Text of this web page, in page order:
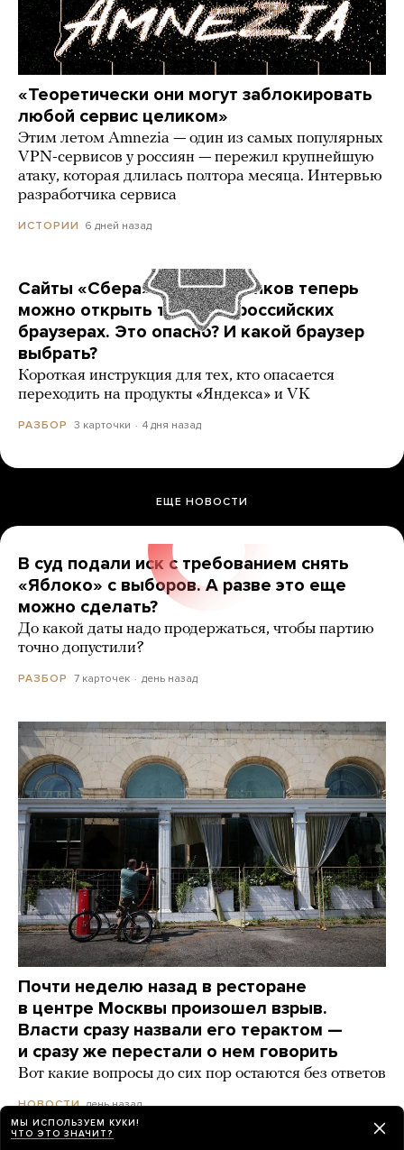
«Теоретически они могут заблокировать
любой сервис целиком»
Этим летом Amnezia — один из самых популярных
VPN-сервисов у россиян — пережил крупнейшую
атаку, которая длилась полтора месяца. Интервью
разработчика сервиса
ИСТОРИИ 6 дней назад
Сайты «Сбера» и других банков теперь
можно открыть только в российских
браузерах. Это опасно? И какой браузер
выбрать?
Короткая инструкция для тех, кто опасается
переходить на продукты «Яндекса» и VK
РАЗБОР 3 карточки 4 дня назад
ЕЩЕ НОВОСТИ
В суд подали иск с требованием снять
«Яблоко» с выборов. А разве это еще
можно сделать?
До какой даты надо продержаться, чтобы партию
точно допустили?
РАЗБОР 7 карточек день назад
Почти неделю назад в ресторане
в центре Москвы произошел взрыв.
Власти сразу назвали его терактом —
и сразу же перестали о нем говорить
Вот какие вопросы до сих пор остаются без ответов
НОВОСТИ день назад
МЫ ИСПОЛЬЗУЕМ КУКИ!
ЧТО ЭТО ЗНАЧИТ?